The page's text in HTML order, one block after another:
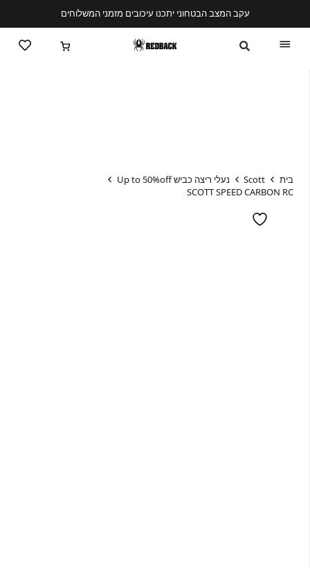
עקב המצב הבטחוני יתכנו עיכובים מזמני המשלוחים
בית Scott
נעלי ריצה כביש Up to 50%off
SCOTT SPEED CARBON RC